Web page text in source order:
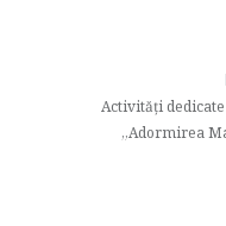
Activități
„Adormirea